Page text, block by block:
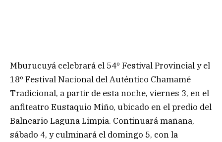
Mburucuyá celebrará el 54º Festival Provincial y el
18º Festival Nacional del Auténtico Chamamé
Tradicional, a partir de esta noche, viernes 3, en el
anfiteatro Eustaquio Miño, ubicado en el predio del
Balneario Laguna Limpia. Continuará mañana,
sábado 4, y culminará el domingo 5, con la